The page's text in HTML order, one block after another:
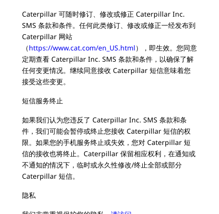
Caterpillar 可随时修订、修改或修正 Caterpillar Inc.
SMS 条款和条件。任何此类修订、修改或修正一经发布到
Caterpillar 网站
（https://www.cat.com/en_US.html），即生效。您同意
定期查看 Caterpillar Inc. SMS 条款和条件，以确保了解
任何变更情况。继续同意接收 Caterpillar 短信意味着您
接受这些变更。
短信服务终止
如果我们认为您违反了 Caterpillar Inc. SMS 条款和条
件，我们可能会暂停或终止您接收 Caterpillar 短信的权
限。如果您的手机服务终止或失效，您对 Caterpillar 短
信的接收也将终止。Caterpillar 保留相应权利，在通知或
不通知的情况下，临时或永久性修改/终止全部或部分
Caterpillar 短信。
隐私